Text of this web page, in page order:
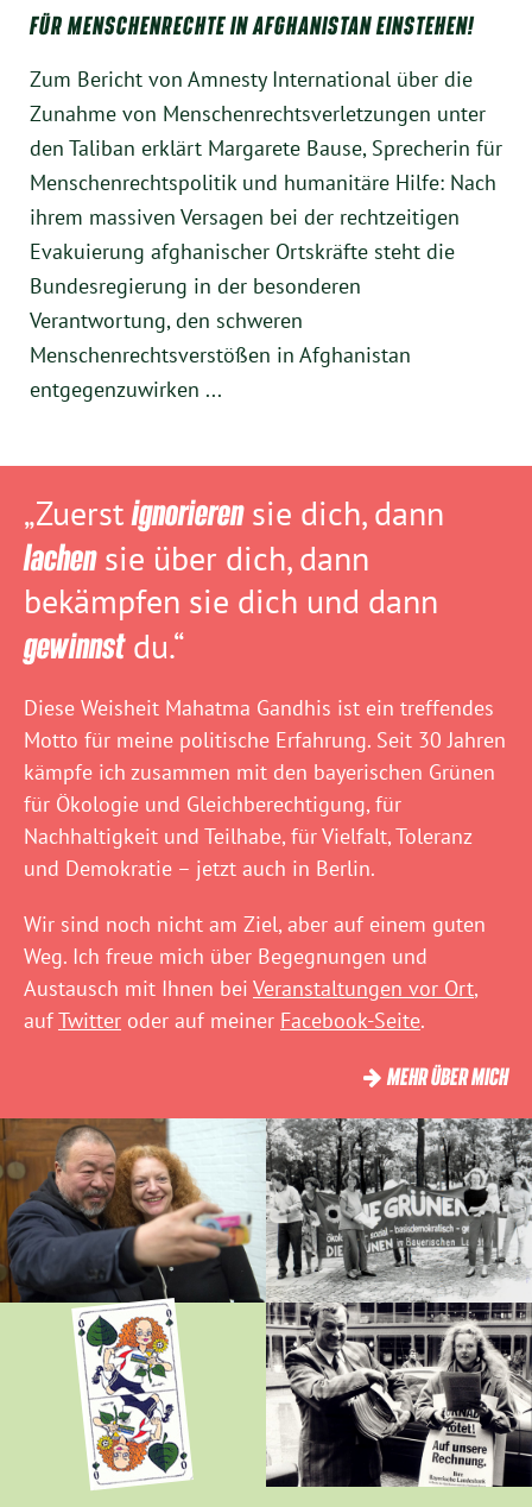
FÜR MENSCHENRECHTE IN AFGHANISTAN EINSTEHEN!
Zum Bericht von Amnesty International über die
Zunahme von Menschenrechtsverletzungen unter
den Taliban erklärt Margarete Bause, Sprecherin für
Menschenrechtspolitik und humanitäre Hilfe: Nach
ihrem massiven Versagen bei der rechtzeitigen
Evakuierung afghanischer Ortskräfte steht die
Bundesregierung in der besonderen
Verantwortung, den schweren
Menschenrechtsverstößen in Afghanistan
entgegenzuwirken ...
„Zuerstignorierensie dich, dann
lachensie über dich, dann
bekämpfen sie dich und dann
gewinnstdu.“
Diese Weisheit Mahatma Gandhis ist ein treffendes
Motto für meine politische Erfahrung. Seit 30 Jahren
kämpfe ich zusammen mit den bayerischen Grünen
für Ökologie und Gleichberechtigung, für
Nachhaltigkeit und Teilhabe, für Vielfalt, Toleranz
und Demokratie – jetzt auch in Berlin.
Wir sind noch nicht am Ziel, aber auf einem guten
Weg. Ich freue mich über Begegnungen und
Austausch mit Ihnen bei Veranstaltungen vor Ort,
aufTwitter oder auf meiner Facebook-Seite.
MEHR ÜBER MICH